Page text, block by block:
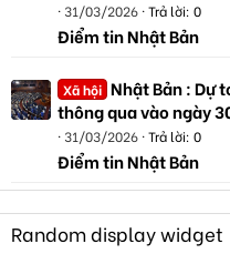
31/03/2026 Trả lời: 0
Điểm tin Nhật Bản
Xã hội Nhật Bản : Dự
thông qua vào ngày
31/03/2026 Trả lời: 0
Điểm tin Nhật Bản
Random display widget